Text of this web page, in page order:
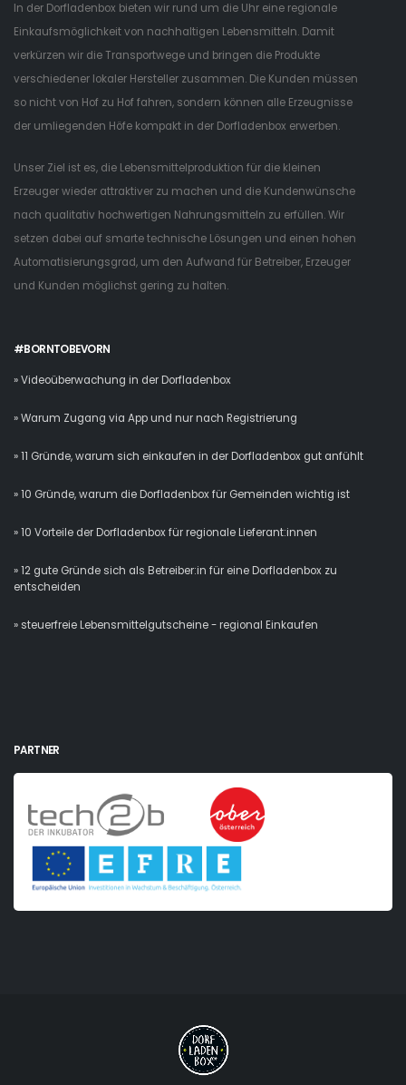
In der Dorfladenbox bieten wir rund um die Uhr eine regionale
Einkaufsmöglichkeit von nachhaltigen Lebensmitteln. Damit
verkürzen wir die Transportwege und bringen die Produkte
verschiedener lokaler Hersteller zusammen. Die Kunden müssen
so nicht von Hof zu Hof fahren, sondern können alle Erzeugnisse
der umliegenden Höfe kompakt in der Dorfladenbox erwerben.
Unser Ziel ist es, die Lebensmittelproduktion für die kleinen
Erzeuger wieder attraktiver zu machen und die Kundenwünsche
nach qualitativ hochwertigen Nahrungsmitteln zu erfüllen. Wir
setzen dabei auf smarte technische Lösungen und einen hohen
Automatisierungsgrad, um den Aufwand für Betreiber, Erzeuger
und Kunden möglichst gering zu halten.
#BORNTOBEVORN
» Videoüberwachung in der Dorfladenbox
» Warum Zugang via App und nur nach Registrierung
» 11 Gründe, warum sich einkaufen in der Dorfladenbox gut anfühlt
» 10 Gründe, warum die Dorfladenbox für Gemeinden wichtig ist
» 10 Vorteile der Dorfladenbox für regionale Lieferant:innen
» 12 gute Gründe sich als Betreiber:in für eine Dorfladenbox zu
entscheiden
» steuerfreie Lebensmittelgutscheine - regional Einkaufen
PARTNER